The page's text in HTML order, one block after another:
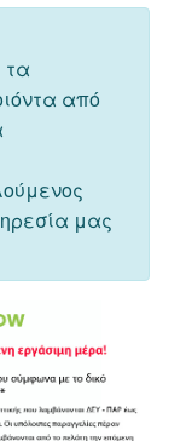
τα
από
μας